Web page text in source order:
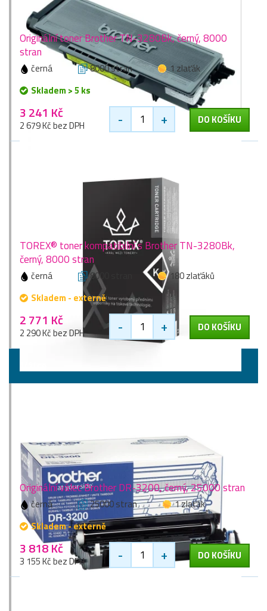
Originální toner Brother TN-3280Bk, černý, 8000
stran
černá 8000 stran
1 zlaťák
Skladem > 5 ks
3 241 Kč
2 679 Kč bez DPH - + DO KOŠÍKU
TOREX® toner kompatibilní s Brother TN-3280Bk,
černý, 8000 stran
černá 8000 stran
180 zlaťáků
Skladem - externě
2 771 Kč
2 290 Kč bez DPH - + DO KOŠÍKU
Originální válec Brother DR-3200, černý, 25000 stran
černá 25000 stran
1 zlaťák
Skladem - externě
3 818 Kč
3 155 Kč bez DPH - + DO KOŠÍKU